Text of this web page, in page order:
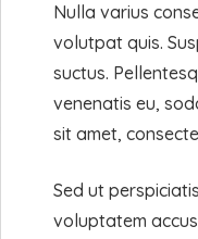
Nulla varius
volutpat quis.
suctus.
venenatis eu,
sit amet,
Sed ut
voluptatem